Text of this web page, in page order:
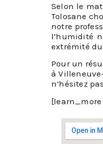
Selon le
Tolosane
notre
l’humidité
extrémité
Pour un
à
n’hésitez
[learn_more